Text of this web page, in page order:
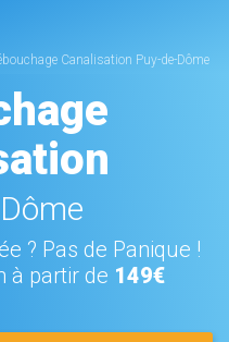
Canalisation Puy-de-Dôme
? Pas de Panique !
à partir de 149€